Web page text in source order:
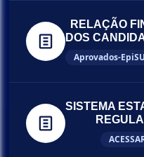
RELAÇÃO
DOS
Aprovados-
SISTEMA